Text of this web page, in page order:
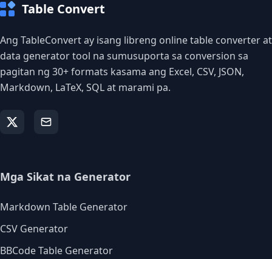
Table Convert
Ang TableConvert ay isang libreng online table converter at
data generator tool na sumusuporta sa conversion sa
pagitan ng 30+ formats kasama ang Excel, CSV, JSON,
Markdown, LaTeX, SQL at marami pa.
Mga Sikat na Generator
Markdown Table Generator
CSV Generator
BBCode Table Generator